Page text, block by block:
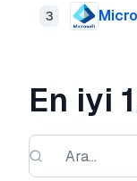
3
En iyi